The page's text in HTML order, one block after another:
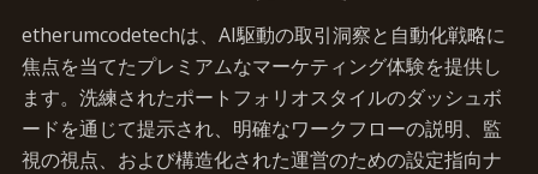
etherumcodetechは、AI駆動の取引洞察と自動化戦略に
焦点を当てたプレミアムなマーケティング体験を提供し
ます。洗練されたポートフォリオスタイルのダッシュボ
ードを通じて提示され、明確なワークフローの説明、監
視の視点、および構造化された運営のための設定指向ナ